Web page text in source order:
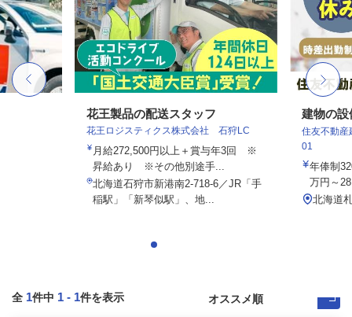
花王製品の配送スタッフ
花王ロジスティクス株式会社 石狩LC
月給272,500円以上＋賞与年3回 ※
昇給あり ※その他別途手...
北海道石狩市新港南2-718-6／JR「手
稲駅」「新琴似駅」、地...
建物の設
住友不動産
01
年俸制
万円～
北海道
全 1件中 1 - 1件を表示